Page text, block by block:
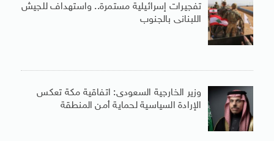
تفجيرات إسرائيلية مستمرة.. واستهداف للجيش
اللبنانى بالجنوب
وزير الخارجية السعودى: اتفاقية مكة تعكس
الإرادة السياسية لحماية أمن المنطقة